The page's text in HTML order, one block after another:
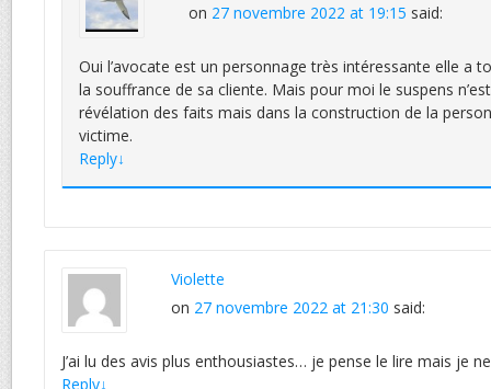
on 27 novembre 2022 at 19:15 said:
Oui l’avocate est un personnage très intéressante elle a
la souffrance de sa cliente. Mais pour moi le suspens
révélation des faits mais dans la construction de la
victime.
Reply↓
Violette
on 27 novembre 2022 at 21:30 said:
J’ai lu des avis plus enthousiastes… je pense le lire mais je
Reply↓